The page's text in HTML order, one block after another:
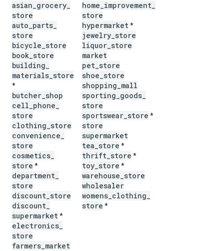
asian grocery
store
auto parts
store
bicycle store
book store
building
materials store
*
butcher shop
cell phone
store
clothing store
convenience
store
cosmetics
store *
department
store
discount store
discount
supermarket*
electronics
store
farmers market
home improvement
store
hypermarket*
jewelry store
liquor store
market
pet store
shoe store
shopping mall
sporting goods
store
sportswear store *
store
supermarket
tea store *
thrift store *
toy store *
warehouse store
wholesaler
womens clothing
store *